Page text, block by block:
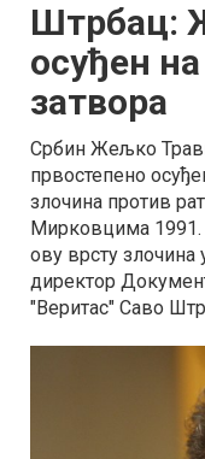
Штрбац:
осуђен
затвора
Србин Жељко
првостепено
злочина против
Мирковцима 1991.
ову врсту злочина
директор
"Веритас" Саво